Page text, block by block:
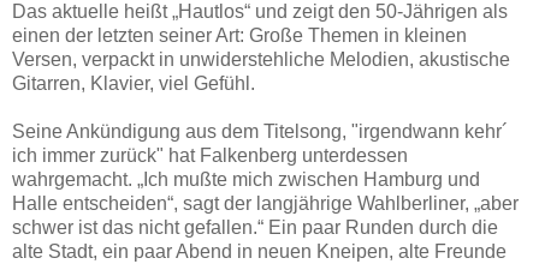
Das aktuelle heißt „Hautlos“ und zeigt den 50-Jährigen als
einen der letzten seiner Art: Große Themen in kleinen
Versen, verpackt in unwiderstehliche Melodien, akustische
Gitarren, Klavier, viel Gefühl.
Seine Ankündigung aus dem Titelsong, "irgendwann kehr´
ich immer zurück" hat Falkenberg unterdessen
wahrgemacht. „Ich mußte mich zwischen Hamburg und
Halle entscheiden“, sagt der langjährige Wahlberliner, „aber
schwer ist das nicht gefallen.“ Ein paar Runden durch die
alte Stadt, ein paar Abend in neuen Kneipen, alte Freunde